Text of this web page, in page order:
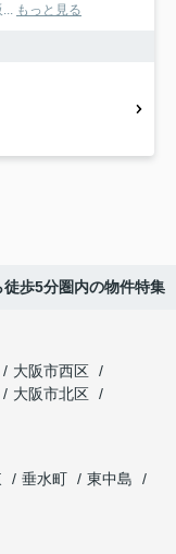
もっと見る
歩5分圏内の物件特集
大阪市西区
大阪市北区
垂水町
東中島